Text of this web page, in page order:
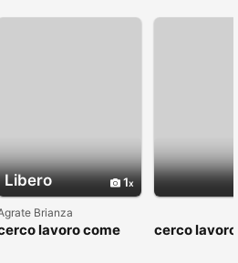
Libero 1
Brianza
lavoro come
cerco